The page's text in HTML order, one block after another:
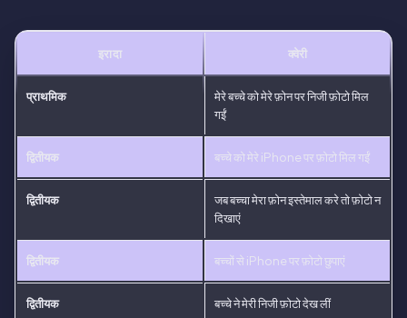
इरादा क्वेरी
प्राथमिक
मेरे बच्चे को मेरे फ़ोन पर निजी फ़ोटो मिल
गईं
द्वितीयक बच्चे को मेरे iPhone पर फ़ोटो मिल गईं
द्वितीयक
जब बच्चा मेरा फ़ोन इस्तेमाल करे तो फ़ोटो न
दिखाएं
द्वितीयक बच्चों से iPhone पर फ़ोटो छुपाएं
द्वितीयक बच्चे ने मेरी निजी फ़ोटो देख लीं